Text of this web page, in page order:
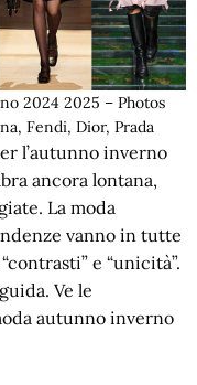
2024 2025 – Photos
Fendi, Dior, Prada
l’autunno inverno
ancora lontana,
La moda
vanno in tutte
e “unicità”.
Ve le
autunno inverno